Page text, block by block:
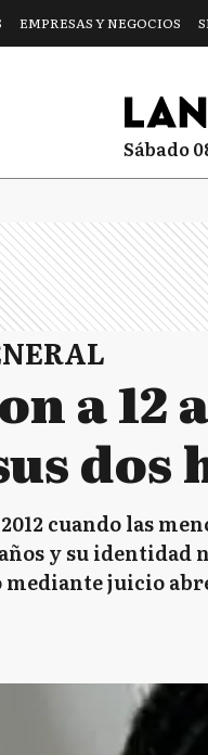
EMPRESAS Y NEGOCIOS
sábado
a 12
dos
cuando las
y su
mediante juicio